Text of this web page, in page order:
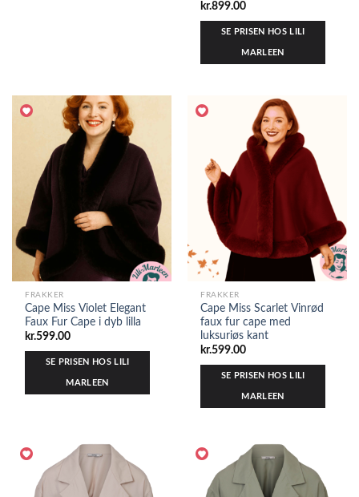
kr.899.00
SE PRISEN HOS LILI
MARLEEN
FRAKKER
Cape Miss Violet Elegant
Faux Fur Cape i dyb lilla
kr.599.00
SE PRISEN HOS LILI
MARLEEN
FRAKKER
Cape Miss Scarlet Vinrød
faux fur cape med
luksuriøs kant
kr.599.00
SE PRISEN HOS LILI
MARLEEN